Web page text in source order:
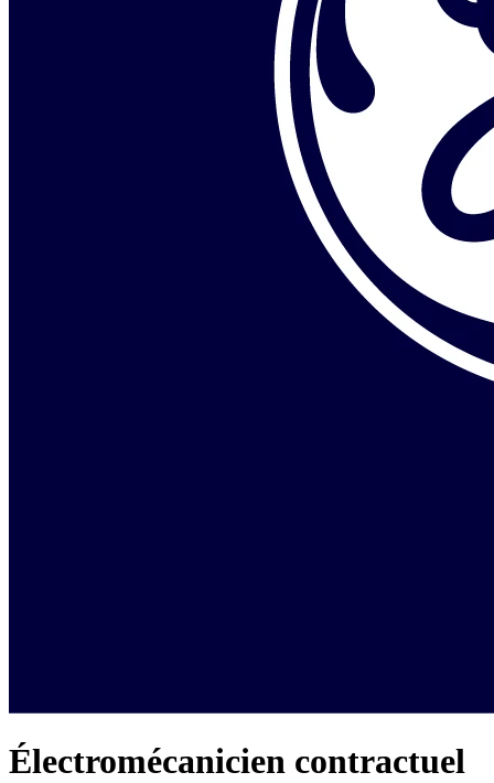
Électromécanicien contractuel